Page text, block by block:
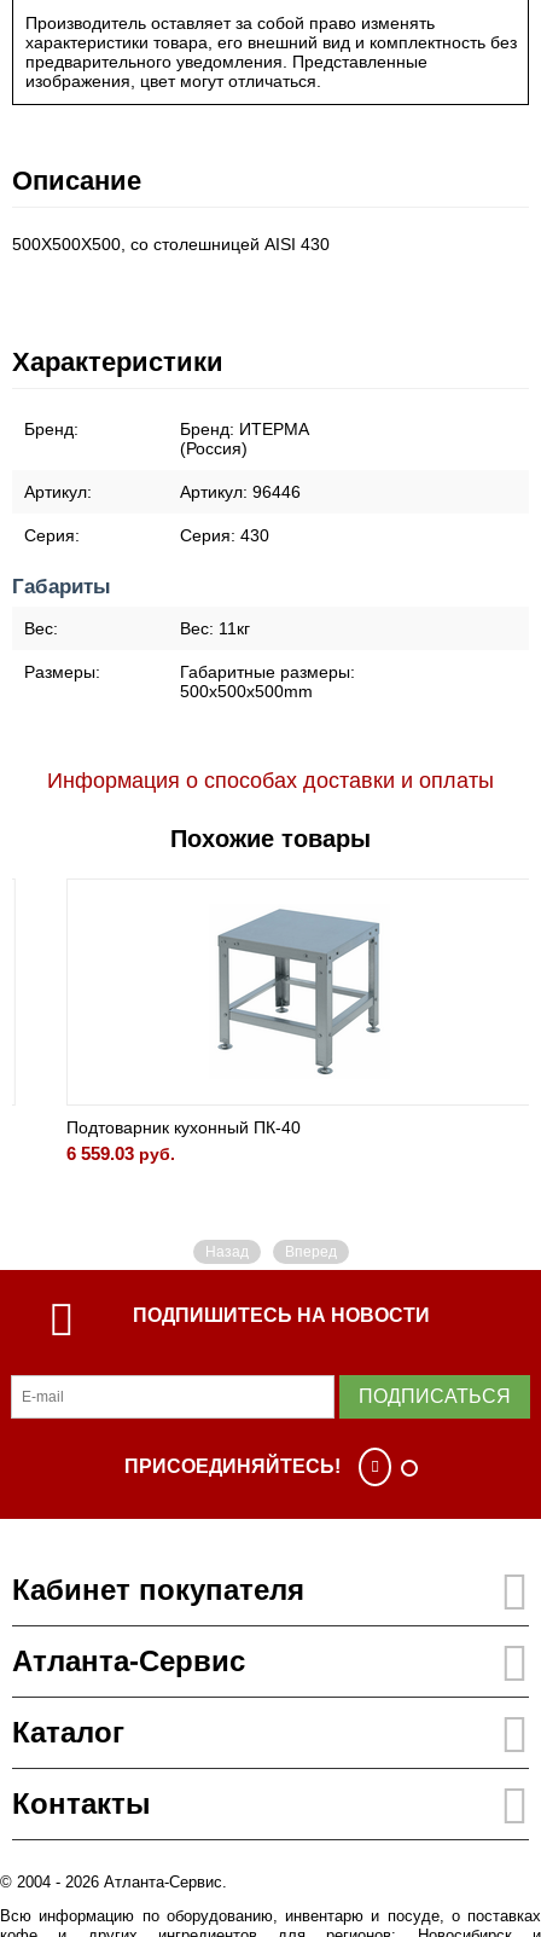
Производитель оставляет за собой право изменять
характеристики товара, его внешний вид и комплектность без
предварительного уведомления. Представленные
изображения, цвет могут отличаться.
Описание
500Х500Х500, со столешницей AISI 430
Характеристики
Бренд: Бренд: ИТЕРМА
(Россия)
Артикул: Артикул: 96446
Серия: Серия: 430
Габариты
Вес: Вес: 11кг
Размеры:
Габаритные размеры:
500x500x500mm
Информация о способах доставки и оплаты
Похожие товары
Подтоварник кухонный ПК-40
6 559.03 руб.
Назад Вперед
ПОДПИШИТЕСЬ НА НОВОСТИ
ПОДПИСАТЬСЯ
ПРИСОЕДИНЯЙТЕСЬ!
Кабинет покупателя
Атланта-Сервис
Каталог
Контакты
© 2004 - 2026 Атланта-Сервис.
Всю информацию по оборудованию, инвентарю и посуде, о поставках